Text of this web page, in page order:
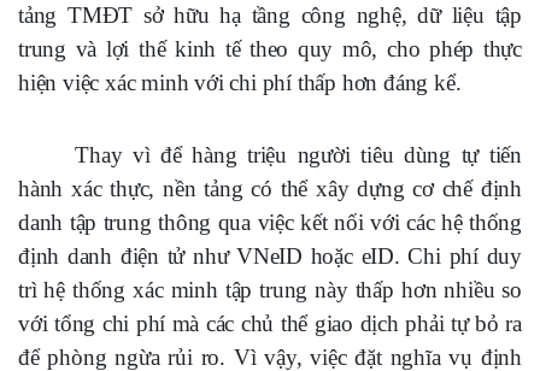
tảng TMĐT sở hữu hạ tầng công nghệ, dữ liệu tập
trung và lợi thế kinh tế theo quy mô, cho phép thực
hiện việc xác minh với chi phí thấp hơn đáng kể.
Thay vì để hàng triệu người tiêu dùng tự tiến
hành xác thực, nền tảng có thể xây dựng cơ chế định
danh tập trung thông qua việc kết nối với các hệ thống
định danh điện tử như VNeID hoặc eID. Chi phí duy
trì hệ thống xác minh tập trung này thấp hơn nhiều so
với tổng chi phí mà các chủ thể giao dịch phải tự bỏ ra
để phòng ngừa rủi ro. Vì vậy, việc đặt nghĩa vụ định